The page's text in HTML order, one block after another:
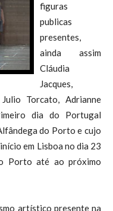
figuras
publicas
presentes,
ainda assim
Cláudia
Jacques,
Torcato, Adrianne
dia do Portugal
do Porto e cujo
em Lisboa no dia 23
Porto até ao próximo
artístico presente na